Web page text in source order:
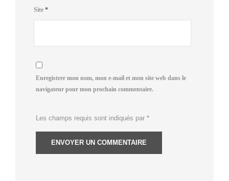
Site *
Enregistrer mon nom, mon e-mail et mon site web dans le
navigateur pour mon prochain commentaire.
Les champs requis sont indiqués par *